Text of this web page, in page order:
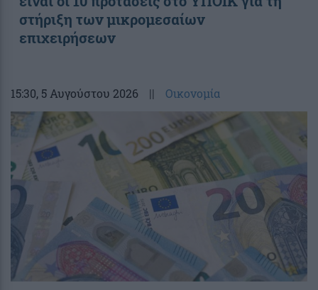
στήριξη των μικρομεσαίων
επιχειρήσεων
15:30, 5 Αυγούστου 2026 || Οικονομία